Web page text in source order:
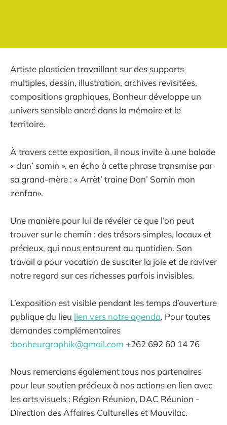
Artiste plasticien travaillant sur des supports
multiples, dessin, illustration, archives revisitées,
compositions graphiques, Bonheur développe un
univers sensible ancré dans la mémoire et le
territoire.
À travers cette exposition, il nous invite à une balade
« dan’ somin », en écho à cette phrase transmise par
sa grand-mère : « Arrèt’ traine Dan’ Somin mon
zenfan».
Une manière pour lui de révéler ce que l’on peut
trouver sur le chemin : des trésors simples, locaux et
précieux, qui nous entourent au quotidien. Son
travail a pour vocation de susciter la joie et de raviver
notre regard sur ces richesses parfois invisibles.
L’exposition est visible pendant les temps d’ouverture
publique du lieu lien vers notre agenda. Pour toutes
demandes complémentaires
:bonheurgraphik@gmail.com +262 692 60 14 76
Nous remercions également tous nos partenaires
pour leur soutien précieux à nos actions en lien avec
les arts visuels : Région Réunion, DAC Réunion -
Direction des Affaires Culturelles et Mauvilac.